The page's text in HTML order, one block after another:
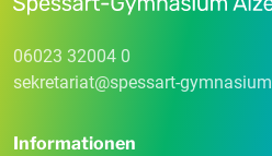
06023 32004 0
sekretariat@spessart-gymnasium
Informationen